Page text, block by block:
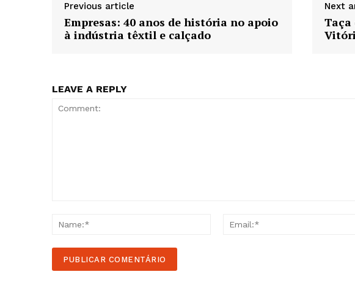
Previous article
Empresas: 40 anos de história no apoio
à indústria têxtil e calçado
Next
Taça
LEAVE A REPLY
Name:*